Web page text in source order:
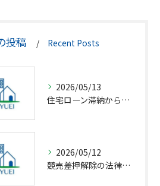
投稿 Recent Posts
2026/05/13
住宅ローン滞納から競売回避の解決策
2026/05/12
競売差押解除の法律相談完全解説